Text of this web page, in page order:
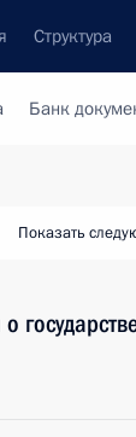
Структура
Банк
Показать